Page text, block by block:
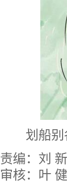
划船别各
责编：刘 新
审核：叶 健